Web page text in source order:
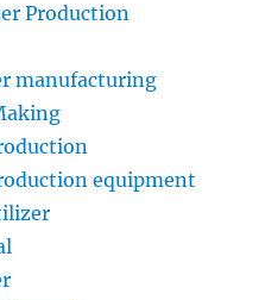
Production
manufacturing
equipment